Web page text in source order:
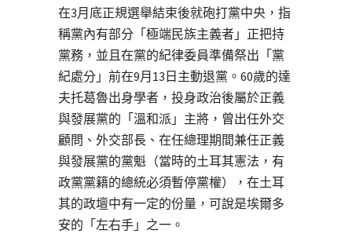
在3月底正規選舉結束後就砲打黨中央，指
稱黨內有部分「極端民族主義者」正把持
黨務，並且在黨的紀律委員準備祭出「黨
紀處分」前在9月13日主動退黨。60歲的達
夫托葛魯出身學者，投身政治後屬於正義
與發展黨的「溫和派」主將，曾出任外交
顧問、外交部長、在任總理期間兼任正義
與發展黨的黨魁（當時的土耳其憲法，有
政黨黨籍的總統必須暫停黨權），在土耳
其的政壇中有一定的份量，可說是埃爾多
安的「左右手」之一。